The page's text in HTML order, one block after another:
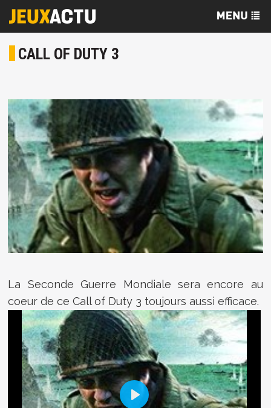
CALL OF DUTY 3
La Seconde Guerre Mondiale sera encore au
coeur de ce Call of Duty 3 toujours aussi efficace.